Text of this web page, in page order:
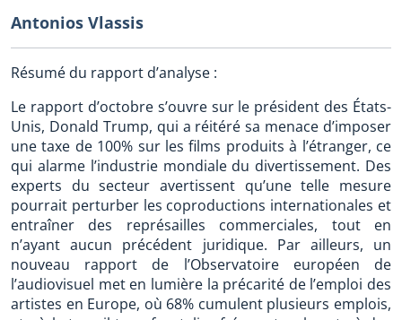
Antonios Vlassis
Résumé du rapport d’analyse :
Le rapport d’octobre s’ouvre sur le président des États-
Unis, Donald Trump, qui a réitéré sa menace d’imposer
une taxe de 100% sur les films produits à l’étranger, ce
qui alarme l’industrie mondiale du divertissement. Des
experts du secteur avertissent qu’une telle mesure
pourrait perturber les coproductions internationales et
entraîner des représailles commerciales, tout en
n’ayant aucun précédent juridique. Par ailleurs, un
nouveau rapport de l’Observatoire européen de
l’audiovisuel met en lumière la précarité de l’emploi des
artistes en Europe, où 68% cumulent plusieurs emplois,